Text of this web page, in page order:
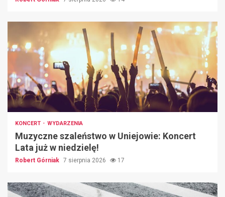
KONCERT WYDARZENIA
Muzyczne szaleństwo w Uniejowie: Koncert
Lata już w niedzielę!
Robert Górniak 7 sierpnia 2026 17